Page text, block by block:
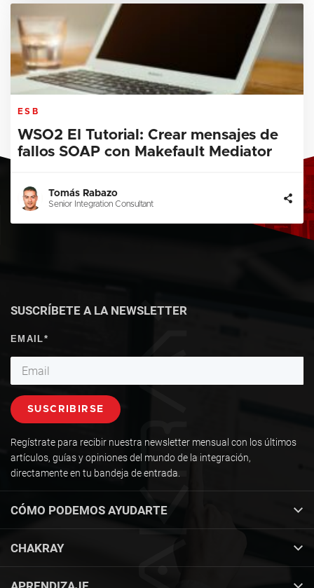
ESB
WSO2 EI Tutorial: Crear mensajes de
fallos SOAP con Makefault Mediator
Tomás Rabazo
Senior Integration Consultant
CÓMO PODEMOS AYUDARTE
CHAKRAY
SUSCRÍBETE A LA NEWSLETTER
Regístrate para recibir nuestra newsletter mensual con los últimos
artículos, guías y opiniones del mundo de la integración,
directamente en tu bandeja de entrada.